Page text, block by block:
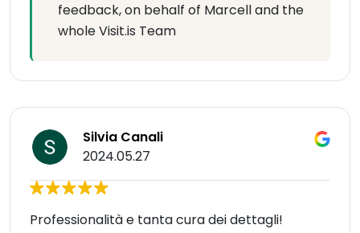
feedback, on behalf of Marcell and the
whole Visit.is Team
Silvia Canali
2024.05.27
Professionalità e tanta cura dei dettagli!